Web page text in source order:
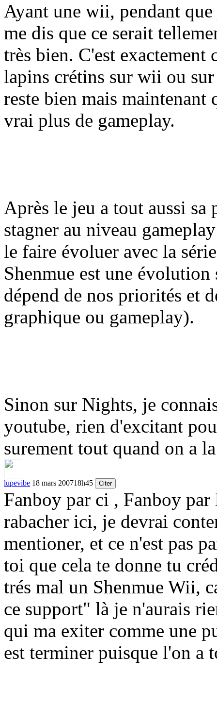
Ayant une wii, pendant
me dis que ce serait
très bien. C'est exactement
lapins crétins sur wii ou
reste bien mais maintenant
vrai plus de gameplay.
Après le jeu a tout aussi sa
stagner au niveau
le faire évoluer avec la
Shenmue est une
dépend de nos priorités et
graphique ou gameplay).
Sinon sur Nights, je
youtube, rien d'excitant
surement tout quand on a
lupevibe 18 mars 200718h45 Citer
Fanboy par ci , Fanboy
rabacher ici, je devrai
mentioner, et ce n'est pas
toi que cela te donne tu
trés mal un Shenmue Wii,
ce support" là je n'aurais
qui ma exiter comme une
est terminer puisque l'on a